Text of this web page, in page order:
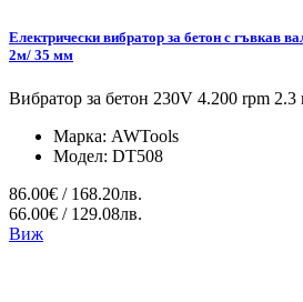
Електрически вибратор за бетон с гъвкав
2м/ 35 мм
Вибратор за бетон 230V 4.200 rpm 2.3
Марка: AWTools
Модел: DT508
86.00€ / 168.20лв.
66.00€ / 129.08лв.
Виж